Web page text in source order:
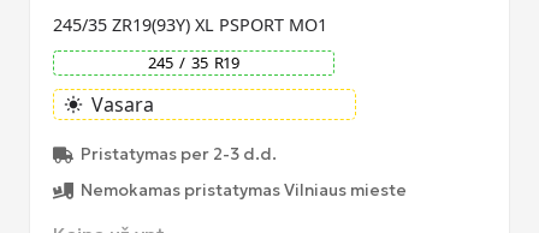
245/35 ZR19(93Y) XL PSPORT MO1
245 / 35 R19
light_mode Vasara
Pristatymas per 2-3 d.d.
Nemokamas pristatymas Vilniaus mieste